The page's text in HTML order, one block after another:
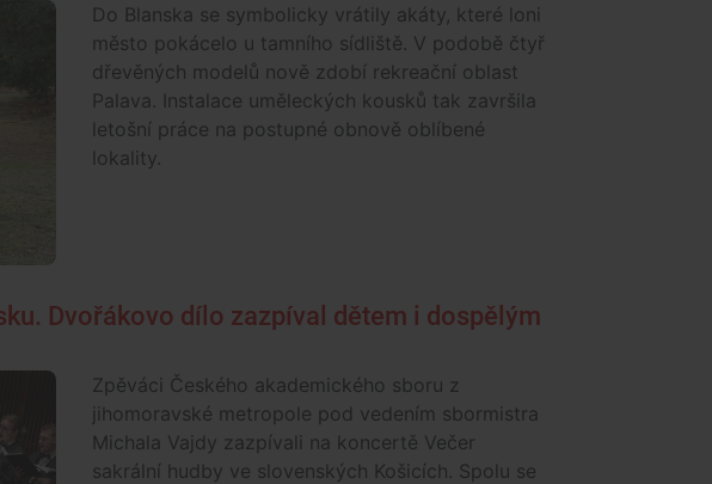
Do Blanska se symbolicky vrátily akáty, které loni
město pokácelo u tamního sídliště. V podobě čtyř
dřevěných modelů nově zdobí rekreační oblast
Palava. Instalace uměleckých kousků tak završila
letošní práce na postupné obnově oblíbené
lokality.
Dvořákovo dílo zazpíval dětem i dospělým
Zpěváci Českého akademického sboru z
jihomoravské metropole pod vedením sbormistra
Michala Vajdy zazpívali na koncertě Večer
sakrální hudby ve slovenských Košicích. Spolu se